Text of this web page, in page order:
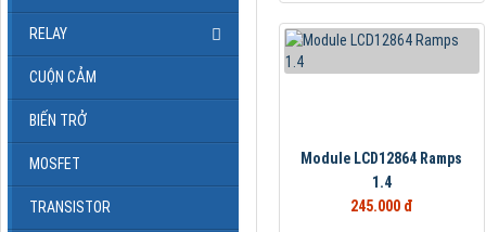
Module LCD12864 Ramps
1.4
245.000 đ
RELAY
CUỘN CẢM
BIẾN TRỞ
MOSFET
TRANSISTOR